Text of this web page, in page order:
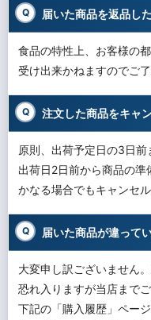
届いた商品を返品した
食品の特性上、お客様の
受け出来かねますのでご
注文した商品をキャ
原則、出荷予定日の3日前
出荷日2日前から商品の
かなる場合でもキャンセ
届いた商品が違って
大変申し訳ございません
恐れ入りますが当店まで
下記の「購入履歴」ペー